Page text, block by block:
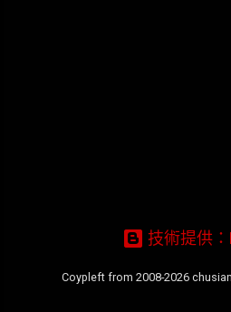
技術提供
Coypleft from 2008-2026